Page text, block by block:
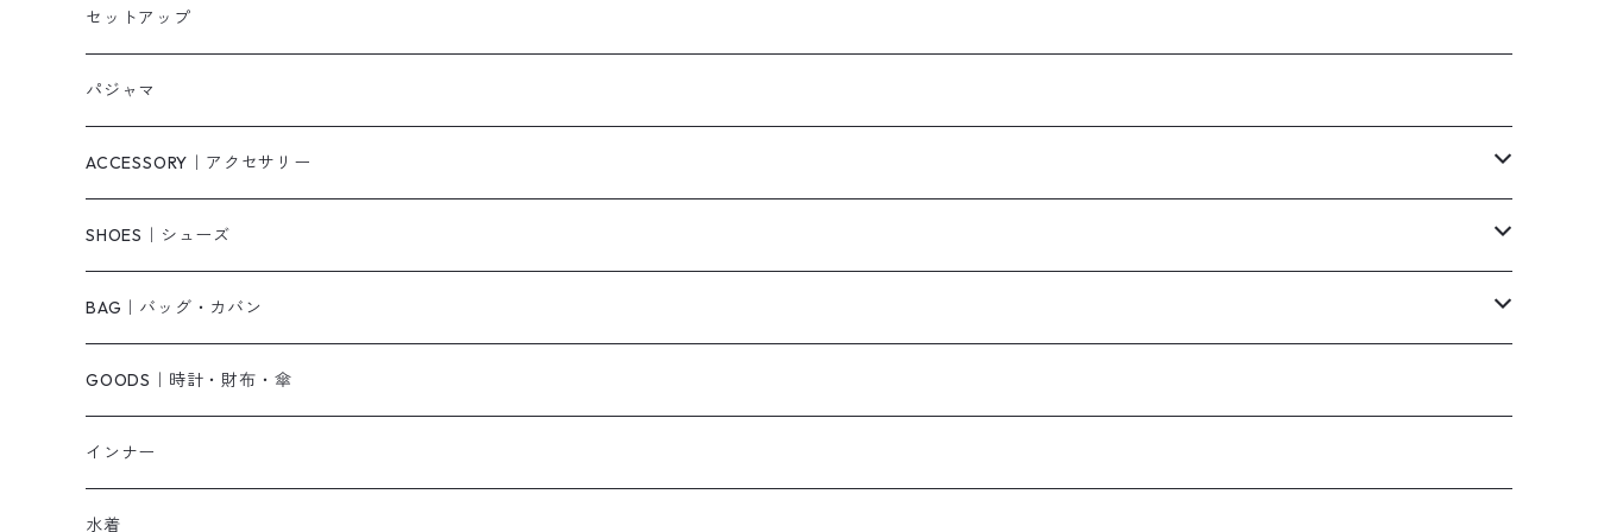
タンクトップ/キャミソール
スウェット/パーカー
ニット/セーター
ベアトップ・チューブトップ
その他
カーディガン
ダウンコート
その他
無地
ニットワンピース
ロングワンピース
シャツワンピース
キャミワンピース
オールインワン・サロペット
ジャンパースカート
その他
パンツ・デニム
ショートパンツ
スカート
その他
セットアップ
パジャマ
ACCESSORY｜アクセサリー
ピアス・リング
ネックレス
ベルト
ブレスレット
帽子
SHOES｜シューズ
パンプス
サンダル
ショートブーツ・ブーティ
ロングブーツ
BAG｜バッグ・カバン
ショルダーバッグ
ハンドバッグ
リュック
GOODS｜時計・財布・傘
インナー
水着